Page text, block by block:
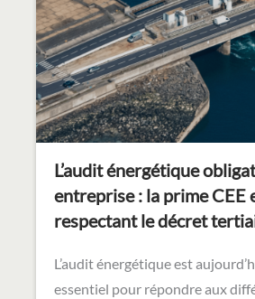
L’audit énergétique
entreprise : la prime CEE
respectant le décret
L’audit énergétique est
essentiel pour répondre aux